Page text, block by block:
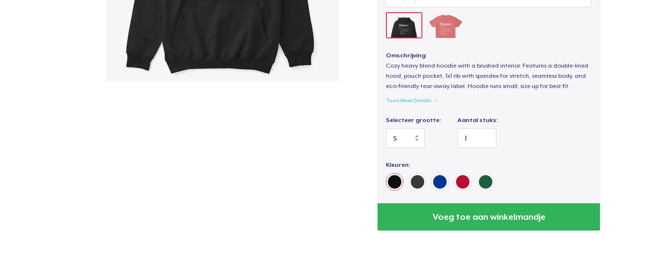
Omschrijving:
Cozy heavy blend hoodie with a brushed interior. Features a double-lined
hood, pouch pocket, 1x1 rib with spandex for stretch, seamless body, and
eco-friendly tear-away label. Hoodie runs small; size up for best fit.
Toon Meer Details
Selecteer grootte: Aantal stuks:
Kleuren:
Voeg toe aan winkelmandje